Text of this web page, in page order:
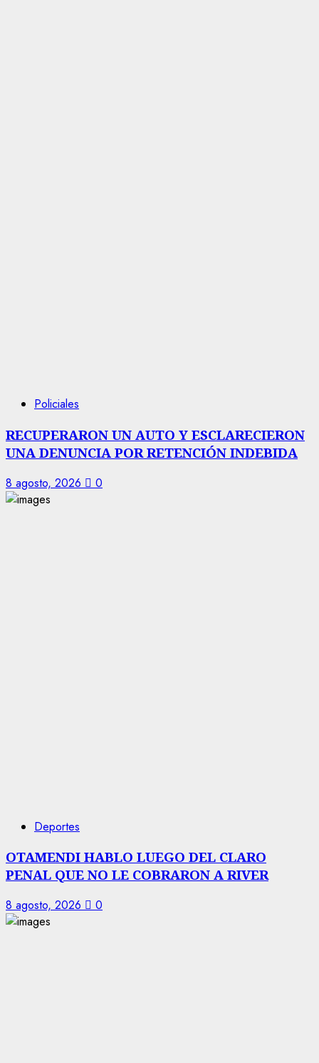
Policiales
RECUPERARON UN AUTO Y ESCLARECIERON
UNA DENUNCIA POR RETENCIÓN INDEBIDA
8 agosto, 2026 0
Deportes
OTAMENDI HABLO LUEGO DEL CLARO
PENAL QUE NO LE COBRARON A RIVER
8 agosto, 2026 0